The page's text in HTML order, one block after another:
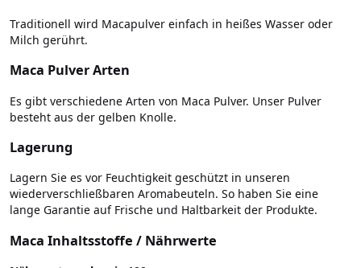
Traditionell wird Macapulver einfach in heißes Wasser oder
Milch gerührt.
Maca Pulver Arten
Es gibt verschiedene Arten von Maca Pulver. Unser Pulver
besteht aus der gelben Knolle.
Lagerung
Lagern Sie es vor Feuchtigkeit geschützt in unseren
wiederverschließbaren Aromabeuteln. So haben Sie eine
lange Garantie auf Frische und Haltbarkeit der Produkte.
Maca Inhaltsstoffe / Nährwerte